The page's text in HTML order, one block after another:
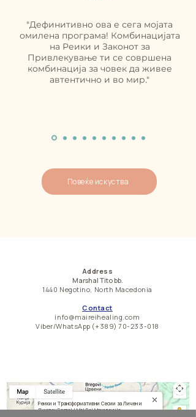
"Дефинитивно ова е сега мојата
омилена програма! Комбинацијата
на Реики и Законот за
Привлекување ти се совршена
комбинација за човек да живее
автентично и во мир."
Повеќе искуства
Address
Marshal Tito bb.
1440 Negotino, North Macedonia
Contact
info@maireihealing.com
Viber/WhatsApp (+389)70-233-018
Реики и Трансформативни Сесии за Личен и
Духовен Развој | Mai Rei Македонија